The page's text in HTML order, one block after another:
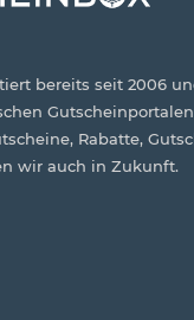
bereits seit 2006
Rabatte,
wir auch in Zukunft.